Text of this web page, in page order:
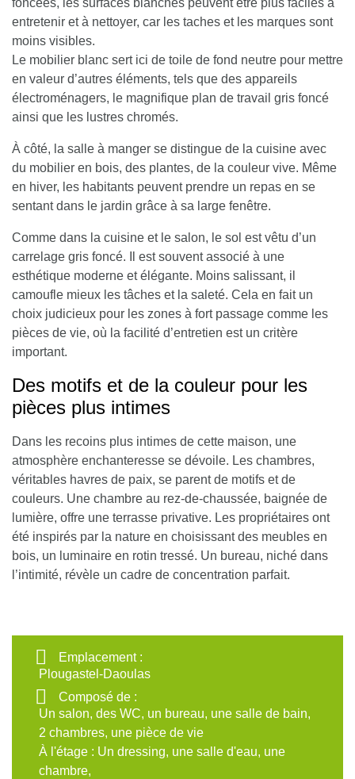
entretenir et à nettoyer, car les taches et les marques sont
moins visibles.
Le mobilier blanc sert ici de toile de fond neutre pour mettre
en valeur d’autres éléments, tels que des appareils
électroménagers, le magnifique plan de travail gris foncé
ainsi que les lustres chromés.
À côté, la salle à manger se distingue de la cuisine avec
du mobilier en bois, des plantes, de la couleur vive. Même
en hiver, les habitants peuvent prendre un repas en se
sentant dans le jardin grâce à sa large fenêtre.
Comme dans la cuisine et le salon, le sol est vêtu d’un
carrelage gris foncé. Il est souvent associé à une
esthétique moderne et élégante. Moins salissant, il
camoufle mieux les tâches et la saleté. Cela en fait un
choix judicieux pour les zones à fort passage comme les
pièces de vie, où la facilité d’entretien est un critère
important.
Des motifs et de la couleur pour les
pièces plus intimes
Dans les recoins plus intimes de cette maison, une
atmosphère enchanteresse se dévoile. Les chambres,
véritables havres de paix, se parent de motifs et de
couleurs. Une chambre au rez-de-chaussée, baignée de
lumière, offre une terrasse privative. Les propriétaires ont
été inspirés par la nature en choisissant des meubles en
bois, un luminaire en rotin tressé. Un bureau, niché dans
l’intimité, révèle un cadre de concentration parfait.
Emplacement :
Plougastel-Daoulas
Composé de :
Un salon, des WC, un bureau, une salle de bain,
2 chambres, une pièce de vie
À l'étage : Un dressing, une salle d'eau, une
chambre,